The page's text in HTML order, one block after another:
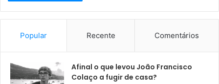
Popular Recente Comentários
Afinal o que levou João Francisco
Colaço a fugir de casa?